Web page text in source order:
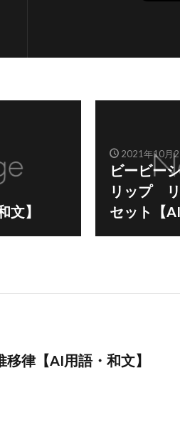
文】
2021年10月
ビービー
リップ
セット【
移律【AI用語・和文】